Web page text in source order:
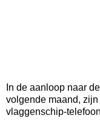
In de aanloop naar
volgende maand,
vlaggenschip-